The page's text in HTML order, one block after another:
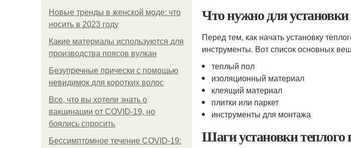
Новые тренды в женской моде: что
носить в 2023 году
Какие материалы используются для
производства поясов вулкан
Безупречные прически с помощью
невидимок для коротких волос
Все, что вы хотели знать о
вакцинации от COVID-19, но
боялись спросить
Бессимптомное течение COVID-19:
Что нужно для
Перед тем, как начать установку
инструменты. Вот список основных
теплый пол
изоляционный материал
клеящий материал
плитки или паркет
инструменты для монтажа
Шаги установки теплого